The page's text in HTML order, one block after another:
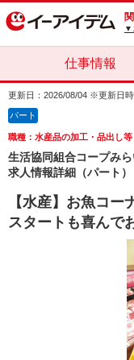
▼
仕事情報
更新日：2026/08/04 ※更新日
パート
職種：水産品の加工・品出し等
生活協同組合コープみ
求人情報詳細（パート
【水産】お魚コ
スタートも喜んで